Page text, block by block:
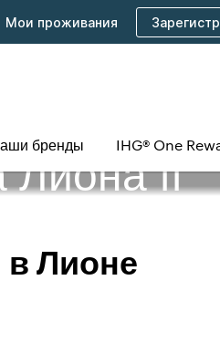
Мои проживания
бренды IHG® One
Лиона II
в Лионе